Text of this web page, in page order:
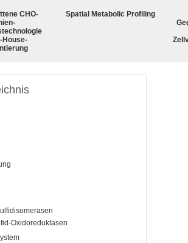
CHO-
House-
Spatial Metabolic Profiling
Oxidoreduktasen